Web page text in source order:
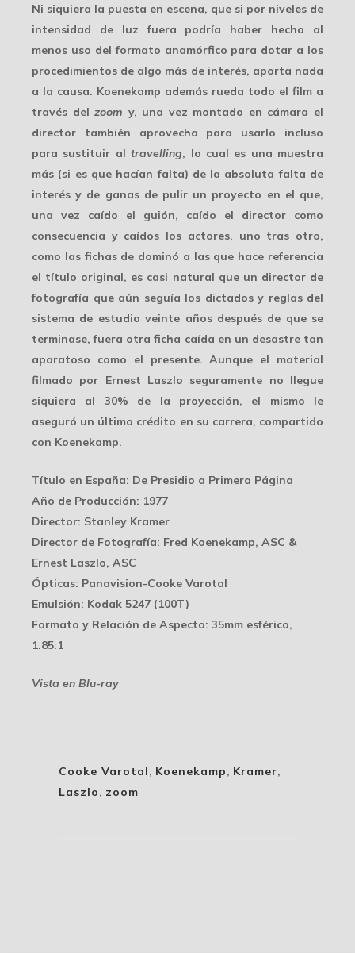
Ni siquiera la puesta en escena, que si por niveles de
intensidad de luz fuera podría haber hecho al
menos uso del formato anamórfico para dotar a los
procedimientos de algo más de interés, aporta nada
a la causa. Koenekamp además rueda todo el film a
través delzoom y, una vez montado en cámara el
director también aprovecha para usarlo incluso
para sustituir altravelling, lo cual es una muestra
más (si es que hacían falta) de la absoluta falta de
interés y de ganas de pulir un proyecto en el que,
una vez caído el guión, caído el director como
consecuencia y caídos los actores, uno tras otro,
como las fichas de dominó a las que hace referencia
el título original, es casi natural que un director de
fotografía que aún seguía los dictados y reglas del
sistema de estudio veinte años después de que se
terminase, fuera otra ficha caída en un desastre tan
aparatoso como el presente. Aunque el material
filmado por Ernest Laszlo seguramente no llegue
siquiera al 30% de la proyección, el mismo le
aseguró un último crédito en su carrera, compartido
con Koenekamp.
Título en España: De Presidio a Primera Página
Año de Producción: 1977
Director: Stanley Kramer
Director de Fotografía: Fred Koenekamp, ASC &
Ernest Laszlo, ASC
Ópticas: Panavision-Cooke Varotal
Emulsión: Kodak 5247 (100T)
Formato y Relación de Aspecto: 35mm esférico,
1.85:1
Vista en Blu-ray
Cooke Varotal, Koenekamp, Kramer,
Laszlo, zoom